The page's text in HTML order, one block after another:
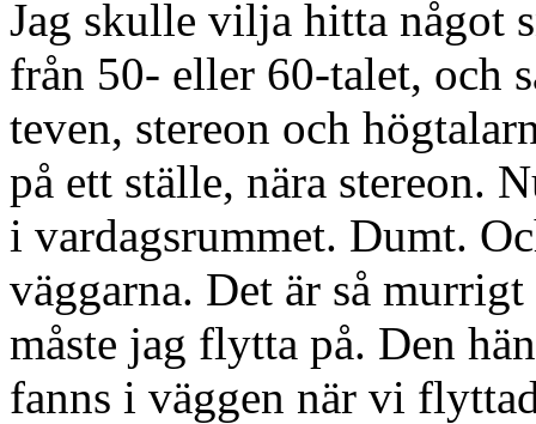
Jag skulle vilja hitta något
från 50- eller 60-talet, och
teven, stereon och
på ett ställe, nära stereon.
i vardagsrummet. Dumt.
väggarna. Det är så
måste jag flytta på. Den
fanns i väggen när vi